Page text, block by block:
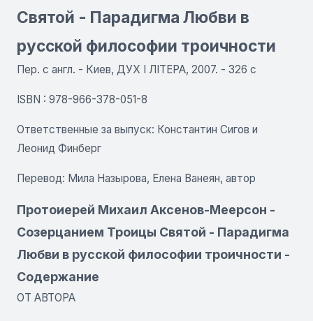
Святой - Парадигма Любви в
русской философии троичности
Пер. с англ. - Киев, ДУХ I ЛIТЕРА, 2007. - 326 с
ISBN : 978-966-378-051-8
Ответственные за выпуск: Константин Сигов и
Леонид Финберг
Перевод: Мила Назырова, Елена Ванеян, автор
Протоиерей Михаил Аксенов-Меерсон -
Созерцанием Троицы Святой - Парадигма
Любви в русской философии троичности -
Содержание
ОТ АВТОРА